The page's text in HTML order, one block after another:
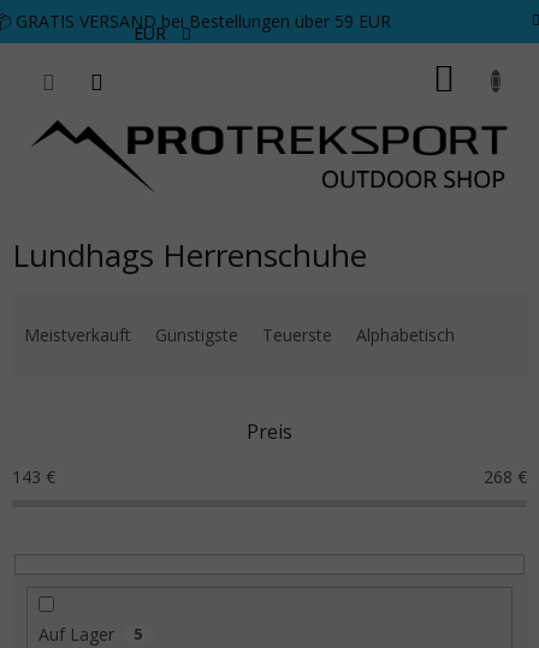
Zum Inhalt springen
GRATIS VERSAND bei Bestellungen über 59 EUR
EUR
Lundhags Herrenschuhe
Meistverkauft Günstigste Teuerste Alphabetisch
Preis
143 € 268 €
Auf Lager 5